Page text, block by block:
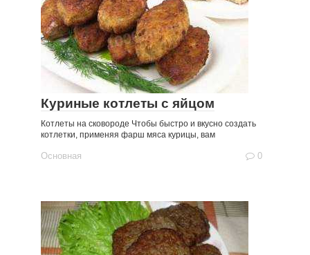
Куриные котлеты с яйцом
Котлеты на сковороде Чтобы быстро и вкусно создать
котлетки, применяя фарш мяса курицы, вам
Основная 0